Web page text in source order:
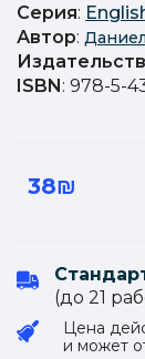
Серия:
Автор:
ISBN: 978-5-
38₪
(до 21
Цена
и может